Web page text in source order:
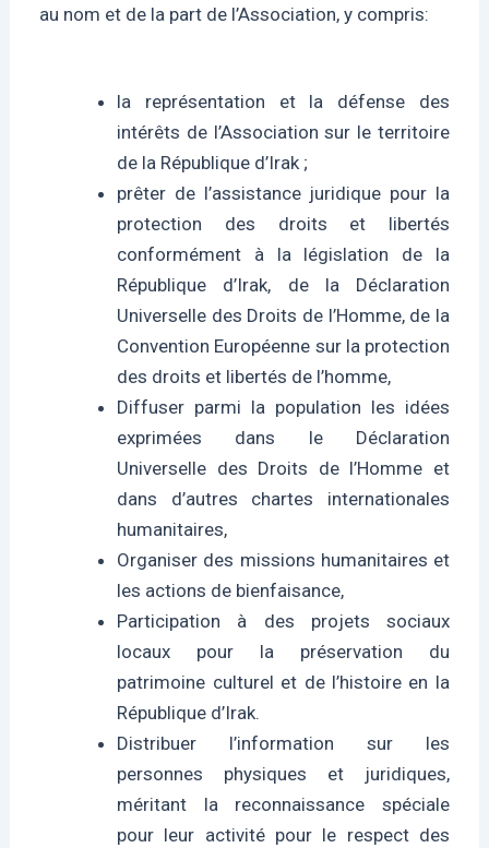
au nom et de la part de l’Association, y compris:
la représentation et la défense des
intérêts de l’Association sur le territoire
de la République d’Irak ;
prêter de l’assistance juridique pour la
protection des droits et libertés
conformément à la législation de la
République d’Irak, de la Déclaration
Universelle des Droits de l’Homme, de la
Convention Européenne sur la protection
des droits et libertés de l’homme,
Diffuser parmi la population les idées
exprimées dans le Déclaration
Universelle des Droits de l’Homme et
dans d’autres chartes internationales
humanitaires,
Organiser des missions humanitaires et
les actions de bienfaisance,
Participation à des projets sociaux
locaux pour la préservation du
patrimoine culturel et de l’histoire en la
République d’Irak.
Distribuer l’information sur les
personnes physiques et juridiques,
méritant la reconnaissance spéciale
pour leur activité pour le respect des